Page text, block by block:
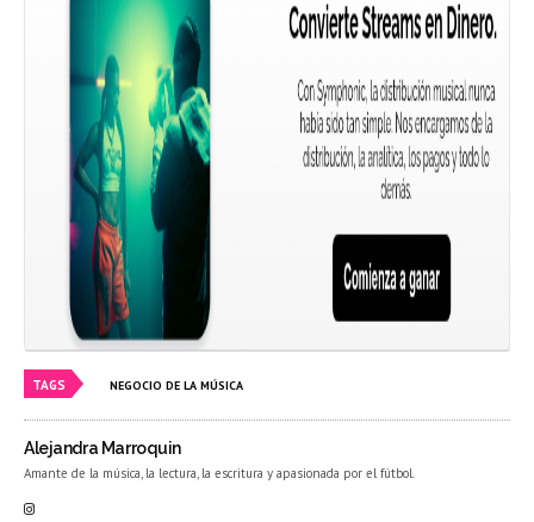
TAGS NEGOCIO DE LA MÚSICA
Alejandra Marroquin
Amante de la música, la lectura, la escritura y apasionada por el fútbol.